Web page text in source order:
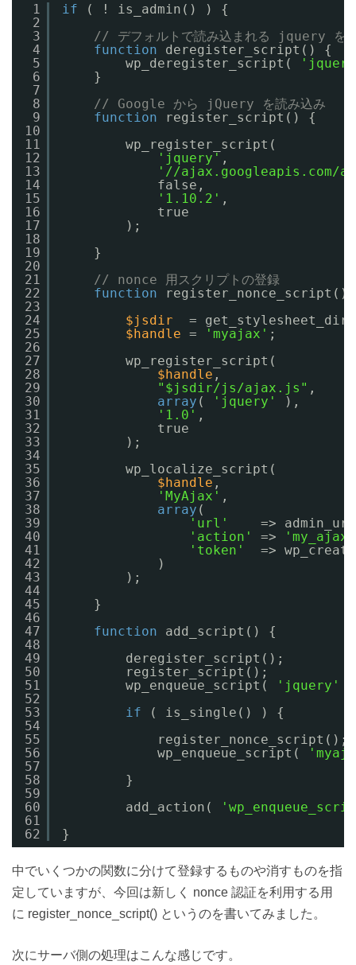
1
2
3
4
5
6
7
8
9
10
11
12
13
14
15
16
17
18
19
20
21
22
23
24
25
26
27
28
29
30
31
32
33
34
35
36
37
38
39
40
41
42
43
44
45
46
47
48
49
50
51
52
53
54
55
56
57
58
59
60
61
62
if
( ! is_admin() ) {
// デフォルトで読み込まれる jquery を
function
deregister_script() {
wp_deregister_script(
}
// Google から jQuery を読み込み
function
register_script() {
wp_register_script(
'jquery' ,
'//
false,
'1.10.2' ,
true
);
}
// nonce 用スクリプトの登録
function
register_nonce_script()
$jsdir
=
$handle = 'myajax' ;
wp_register_script(
$handle ,
"$jsdir/js/ajax.js" ,
array ( 'jquery'
),
'1.0' ,
true
);
wp_localize_script(
$handle ,
'MyAjax' ,
array (
'url'
=>
'action'
=>
'my_ajax'
'token'
=>
)
);
}
function
add_script() {
deregister_script();
register_script();
wp_enqueue_script(
'jquery'
if
( is_single() ) {
register_nonce_script();
wp_enqueue_script(
}
add_action(
}
中でいくつかの関数に分けて登録するものや消すものを指
定していますが、今回は新しく nonce 認証を利用する用
に register_nonce_script() というのを書いてみました。
次にサーバ側の処理はこんな感じです。